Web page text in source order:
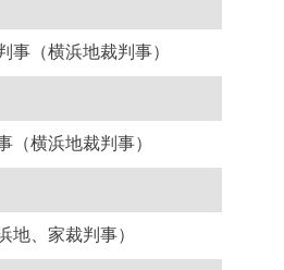
事（横浜地裁判事）
（横浜地裁判事）
地、家裁判事）